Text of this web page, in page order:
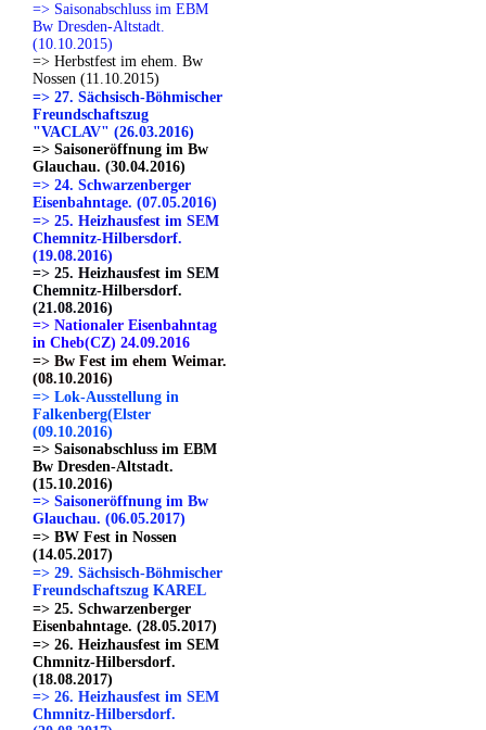
=> Saisonabschluss im EBM
Bw Dresden-Altstadt.
(10.10.2015)
=> Herbstfest im ehem. Bw
Nossen (11.10.2015)
=> 27. Sächsisch-Böhmischer
Freundschaftszug
"VACLAV" (26.03.2016)
=> Saisoneröffnung im Bw
Glauchau. (30.04.2016)
=> 24. Schwarzenberger
Eisenbahntage. (07.05.2016)
=> 25. Heizhausfest im SEM
Chemnitz-Hilbersdorf.
(19.08.2016)
=> 25. Heizhausfest im SEM
Chemnitz-Hilbersdorf.
(21.08.2016)
=> Nationaler Eisenbahntag
in Cheb(CZ) 24.09.2016
=> Bw Fest im ehem Weimar.
(08.10.2016)
=> Lok-Ausstellung in
Falkenberg(Elster
(09.10.2016)
=> Saisonabschluss im EBM
Bw Dresden-Altstadt.
(15.10.2016)
=> Saisoneröffnung im Bw
Glauchau. (06.05.2017)
=> BW Fest in Nossen
(14.05.2017)
=> 29. Sächsisch-Böhmischer
Freundschaftszug KAREL
=> 25. Schwarzenberger
Eisenbahntage. (28.05.2017)
=> 26. Heizhausfest im SEM
Chmnitz-Hilbersdorf.
(18.08.2017)
=> 26. Heizhausfest im SEM
Chmnitz-Hilbersdorf.